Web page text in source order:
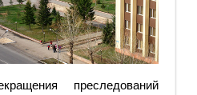
преследований